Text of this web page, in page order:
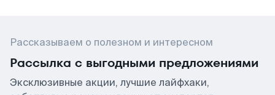
Рассказываем о полезном и интересном
Рассылка с выгодными предложениями
Эксклюзивные акции, лучшие лайфхаки,